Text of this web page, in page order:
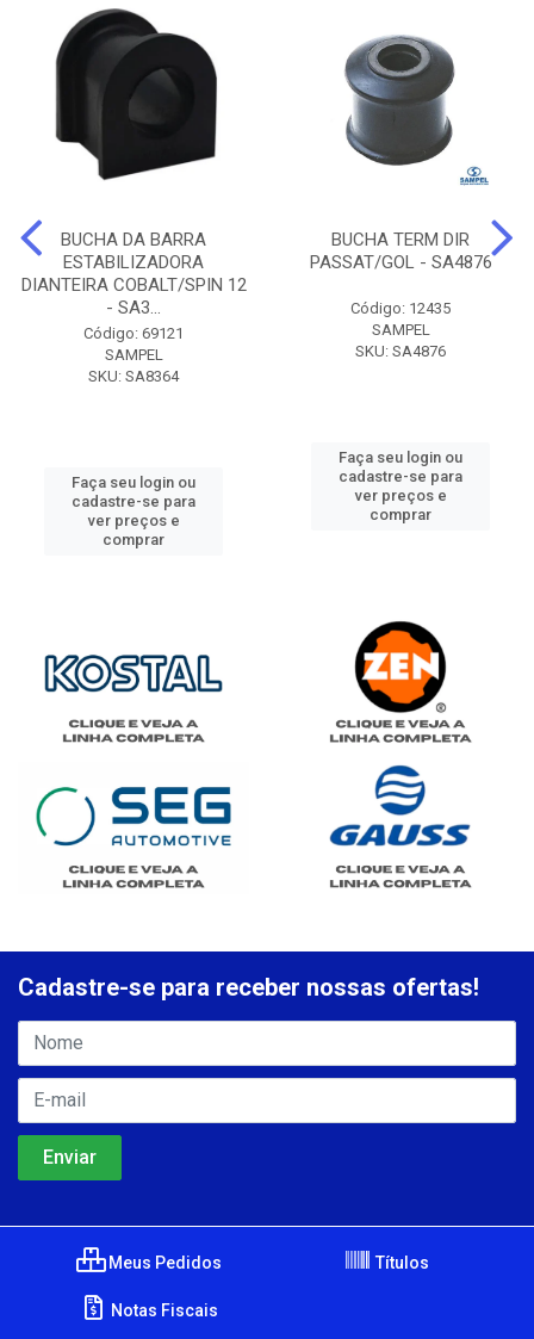
BUCHA DA BARRA
ESTABILIZADORA
DIANTEIRA COBALT/SPIN 12
- SA3...
Código: 69121
SAMPEL
SKU: SA8364
Faça seu login ou
cadastre-se para
ver preços e
comprar
BUCHA TERM DIR
PASSAT/GOL - SA4876
Código: 12435
SAMPEL
SKU: SA4876
Faça seu login ou
cadastre-se para
ver preços e
comprar
Cadastre-se para receber nossas ofertas!
Meus Pedidos Títulos
Notas Fiscais